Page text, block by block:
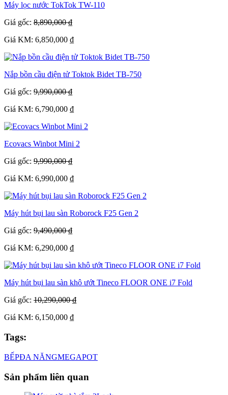
Máy lọc nước TokTok TW-110
Giá gốc: 8,890,000 ₫
Giá KM: 6,850,000 ₫
Nắp bồn cầu điện tử Toktok Bidet TB-750
Giá gốc: 9,990,000 ₫
Giá KM: 6,790,000 ₫
Ecovacs Winbot Mini 2
Giá gốc: 9,990,000 ₫
Giá KM: 6,990,000 ₫
Máy hút bụi lau sàn Roborock F25 Gen 2
Giá gốc: 9,490,000 ₫
Giá KM: 6,290,000 ₫
Máy hút bụi lau sàn khô ướt Tineco FLOOR ONE i7 Fold
Giá gốc: 10,290,000 ₫
Giá KM: 6,150,000 ₫
Tags:
BẾPĐA NĂNGMEGAPOT
Sản phẩm liên quan